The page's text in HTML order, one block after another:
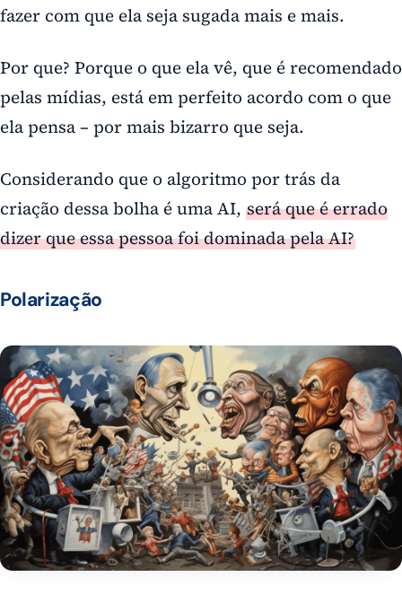
fazer com que ela seja sugada mais e mais.
Por que? Porque o que ela vê, que é recomendado
pelas mídias, está em perfeito acordo com o que
ela pensa – por mais bizarro que seja.
Considerando que o algoritmo por trás da
criação dessa bolha é uma AI, será que é errado
dizer que essa pessoa foi dominada pela AI?
Polarização